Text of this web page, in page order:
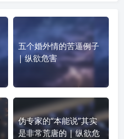
五个婚外情的苦逼例子
| 纵欲危害
伪专家的“本能说”其实
是非常荒唐的 | 纵欲危